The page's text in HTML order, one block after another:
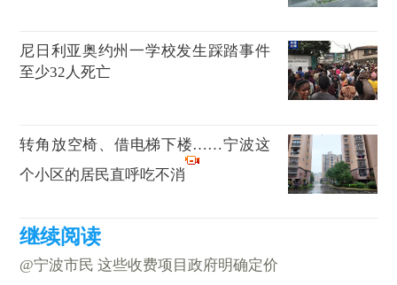
尼日利亚奥约州一学校发生踩踏事件
至少32人死亡
转角放空椅、借电梯下楼……宁波这
个小区的居民直呼吃不消
@宁波市民 这些收费项目政府明确定价